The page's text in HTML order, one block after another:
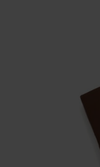
Montage/
Hanvo